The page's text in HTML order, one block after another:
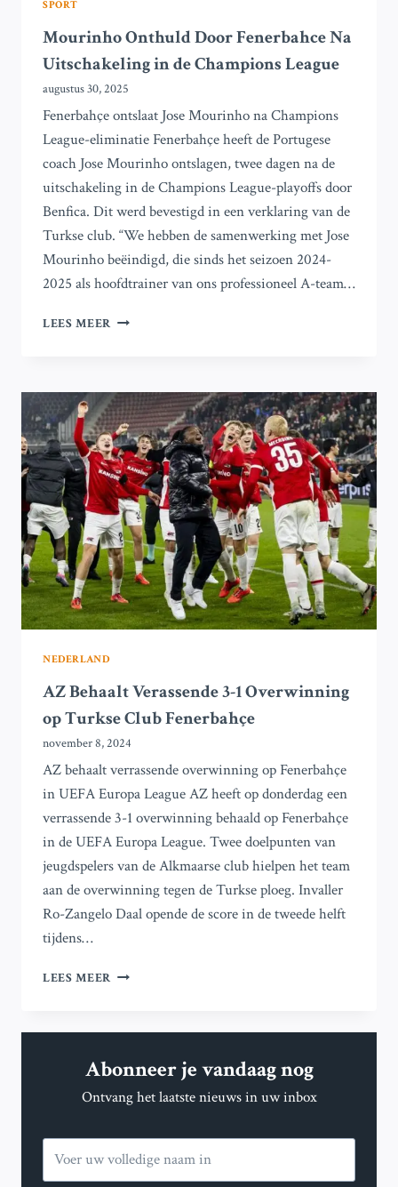
SPORT
Mourinho Onthuld Door Fenerbahce Na
Uitschakeling in de Champions League
augustus 30, 2025
Fenerbahçe ontslaat Jose Mourinho na Champions
League-eliminatie Fenerbahçe heeft de Portugese
coach Jose Mourinho ontslagen, twee dagen na de
uitschakeling in de Champions League-playoffs door
Benfica. Dit werd bevestigd in een verklaring van de
Turkse club. “We hebben de samenwerking met Jose
Mourinho beëindigd, die sinds het seizoen 2024-
2025 als hoofdtrainer van ons professioneel A-team…
LEES MEER MOURINHO
NA
UITSCHAKELING
IN
DE
CHAMPIONS
LEAGUE
NEDERLAND
AZ Behaalt Verassende 3-1 Overwinning
op Turkse Club Fenerbahçe
november 8, 2024
AZ behaalt verrassende overwinning op Fenerbahçe
in UEFA Europa League AZ heeft op donderdag een
verrassende 3-1 overwinning behaald op Fenerbahçe
in de UEFA Europa League. Twee doelpunten van
jeugdspelers van de Alkmaarse club hielpen het team
aan de overwinning tegen de Turkse ploeg. Invaller
Ro-Zangelo Daal opende de score in de tweede helft
tijdens…
LEES MEER AZ
3-
OVERWINNING
TURKSE
FENERBAHÇE
Abonneer je vandaag nog
Ontvang het laatste nieuws in uw inbox